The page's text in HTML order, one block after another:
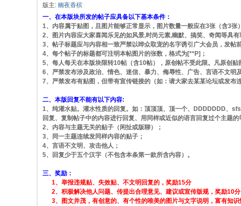
同
社
区
人
同
志
人
版主: 幽夜香槟
一、在本版块所发的帖子应具备以下基本条件：
1、内容属于贴图，且图片能够正常显示，图片数量一般应在3张（含3张
2、图片内容应大家喜闻乐见的如风景,时尚元素,幽默、搞笑、奇闻等具
3、帖子标题应与内容相一致严禁以哗众取宠的名字诱引广大会员，发帖
4、每个帖子的标题都可注明本帖图片的张数，格式为[**P]；
5、每人每天在本版块限转10帖（含10帖），原创帖不受此限。凡原创贴
6、严禁发布涉及政治、情色、迷信、暴力、侮辱性、广告、言语不文明
7、严禁发布有贴图，但带有宣传链接的（如：请大家去某某论坛或发布
二、本版回复不能有以下内容:
1、纯灌水贴。灌水性质的回复。如：顶顶顶、顶一个、DDDDDDD、
回复、复制帖子中的内容进行回复、用同样或近似的语言回复过个主题的
2、内容与主题无关的贴子（闲扯或版聊）；
3、同一主题连续发同样内容的贴子；
4、言语不文明、攻击他人；
5、回复少于五个汉字（不包含本条第一款所含内容）。
三、奖励：
1、举报违规贴、失效贴、不文明回复的，奖励15分
2、积极解决他人问题、传提出合理意见、建议或宣传版规，奖励10分
3、图文并茂，有创意的、有个性的唯美的图片与文字说明，富有知识